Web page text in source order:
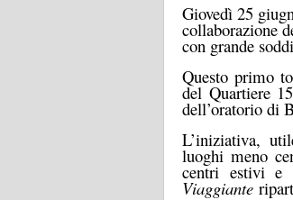
Giovedì 25
collaborazione
con grande
Questo primo
del Quartiere
dell’oratorio di
L’iniziativa,
luoghi meno
centri estivi e
Viaggiante